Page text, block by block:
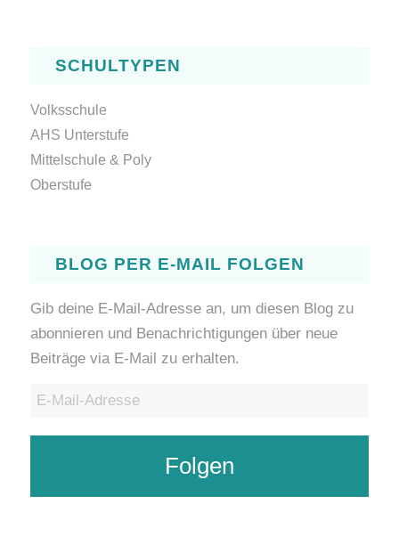
SCHULTYPEN
Volksschule
AHS Unterstufe
Mittelschule & Poly
Oberstufe
BLOG PER E-MAIL FOLGEN
Gib deine E-Mail-Adresse an, um diesen Blog zu
abonnieren und Benachrichtigungen über neue
Beiträge via E-Mail zu erhalten.
E-
Folgen